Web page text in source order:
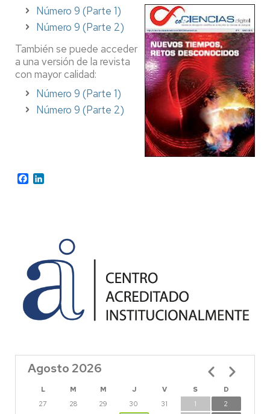
Número 9 (Parte 1)
Número 9 (Parte 2)
También se puede acceder
a una versión de la revista
con mayor calidad:
Número 9 (Parte 1)
Número 9 (Parte 2)
Facebook
Agosto 2026
L M M J V S
D
27
28 29 30 31 1
2
Paginación